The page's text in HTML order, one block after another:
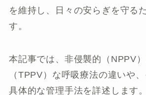
を維持し、日々の安らぎを守る
す。
本記事では、非侵襲的（NPPV
（TPPV）な呼吸療法の違いや
具体的な管理手法を詳述します。